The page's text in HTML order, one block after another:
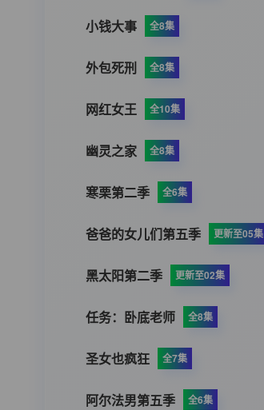
小钱大事 全8集
外包死刑 全8集
网红女王 全10集
幽灵之家 全8集
寒栗第二季 全6集
爸爸的女儿们第五季 更新至05集
黑太阳第二季 更新至02集
任务：卧底老师 全8集
圣女也疯狂 全7集
阿尔法男第五季 全6集